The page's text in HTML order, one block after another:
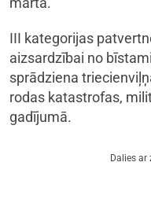
III kategorijas
aizsardzībai no
sprādziena
rodas katastrofas,
gadījumā.
Dalies ar